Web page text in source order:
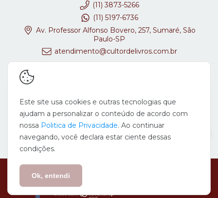
(11) 3873-5266
(11) 5197-6736
Av. Professor Alfonso Bovero, 257, Sumaré, São
Paulo-SP
atendimento@cultordelivros.com.br
reservados.
Este site usa cookies e outras tecnologias que
ajudam a personalizar o conteúdo de acordo com
nossa Politica de Privacidade. Ao continuar
navegando, você declara estar ciente dessas
condições.
Ok, entendi